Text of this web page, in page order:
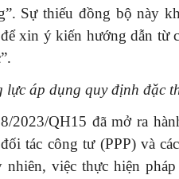
Sự thiếu đồng bộ này
xin ý kiến hướng dẫn từ
lực áp dụng quy định đặc
2023/QH15 đã mở ra
tác công tư (PPP) và
việc thực hiện